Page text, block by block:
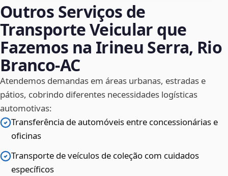
Outros Serviços de
Transporte Veicular que
Fazemos na Irineu Serra, Rio
Branco‑AC
Atendemos demandas em áreas urbanas, estradas e
pátios, cobrindo diferentes necessidades logísticas
automotivas:
Transferência de automóveis entre concessionárias e
oficinas
Transporte de veículos de coleção com cuidados
específicos